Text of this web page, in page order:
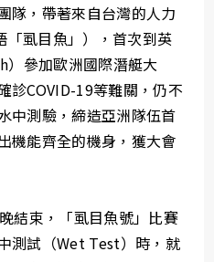
隊，帶著來自台灣的人力
虱目魚」），首次到英
參加歐洲國際潛艇大
診COVID-19等難關，仍不
中測驗，締造亞洲隊伍首
機能齊全的機身，獲大會
結束，「虱目魚號」比賽
測試（Wet Test）時，就